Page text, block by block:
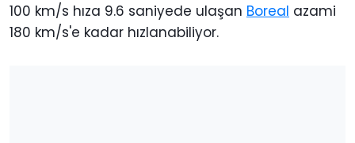
100 km/s hıza 9.6 saniyede ulaşan Boreal azami
180 km/s'e kadar hızlanabiliyor.